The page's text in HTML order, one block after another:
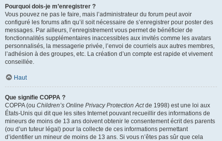
Pourquoi dois-je m’enregistrer ?
Vous pouvez ne pas le faire, mais l’administrateur du forum peut avoir
configuré les forums afin qu’il soit nécessaire de s’enregistrer pour poster des
messages. Par ailleurs, l’enregistrement vous permet de bénéficier de
fonctionnalités supplémentaires inaccessibles aux invités comme les avatars
personnalisés, la messagerie privée, l’envoi de courriels aux autres membres,
l’adhésion à des groupes, etc. La création d’un compte est rapide et vivement
conseillée.
Haut
Que signifie COPPA ?
COPPA (ou Children’s Online Privacy Protection Actde 1998) est une loi aux
États-Unis qui dit que les sites Internet pouvant recueillir des informations de
mineurs de moins de 13 ans doivent obtenir le consentement écrit des parents
(ou d’un tuteur légal) pour la collecte de ces informations permettant
d’identifier un mineur de moins de 13 ans. Si vous n’êtes pas sûr que cela